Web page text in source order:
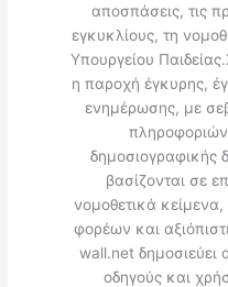
αποσπάσεις, τις
εγκυκλίους, τη
Υπουργείου
η παροχή έγκυρης,
ενημέρωσης, με
πληροφοριών
δημοσιογραφικής
βασίζονται σε
νομοθετικά
φορέων και
wall.net δημοσιεύει
οδηγούς και